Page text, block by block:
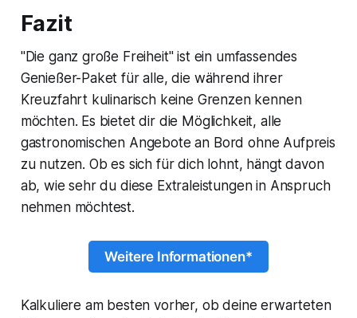
Fazit
"Die ganz große Freiheit" ist ein umfassendes
Genießer-Paket für alle, die während ihrer
Kreuzfahrt kulinarisch keine Grenzen kennen
möchten. Es bietet dir die Möglichkeit, alle
gastronomischen Angebote an Bord ohne Aufpreis
zu nutzen. Ob es sich für dich lohnt, hängt davon
ab, wie sehr du diese Extraleistungen in Anspruch
nehmen möchtest.
Weitere Informationen*
Kalkuliere am besten vorher, ob deine erwarteten